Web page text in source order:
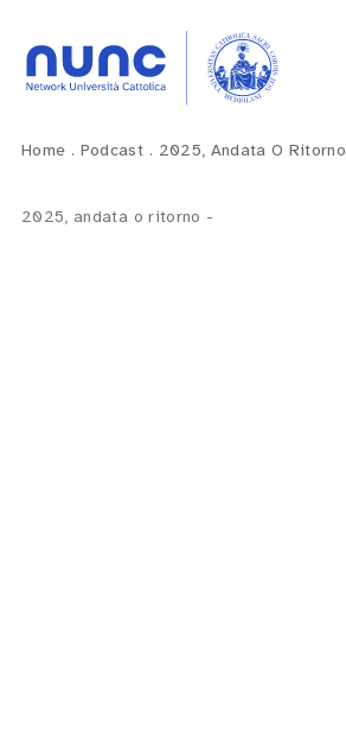
Home . Podcast . 2025, Andata O Ritorno
2025, andata o ritorno -